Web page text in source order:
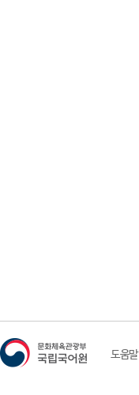
도움말